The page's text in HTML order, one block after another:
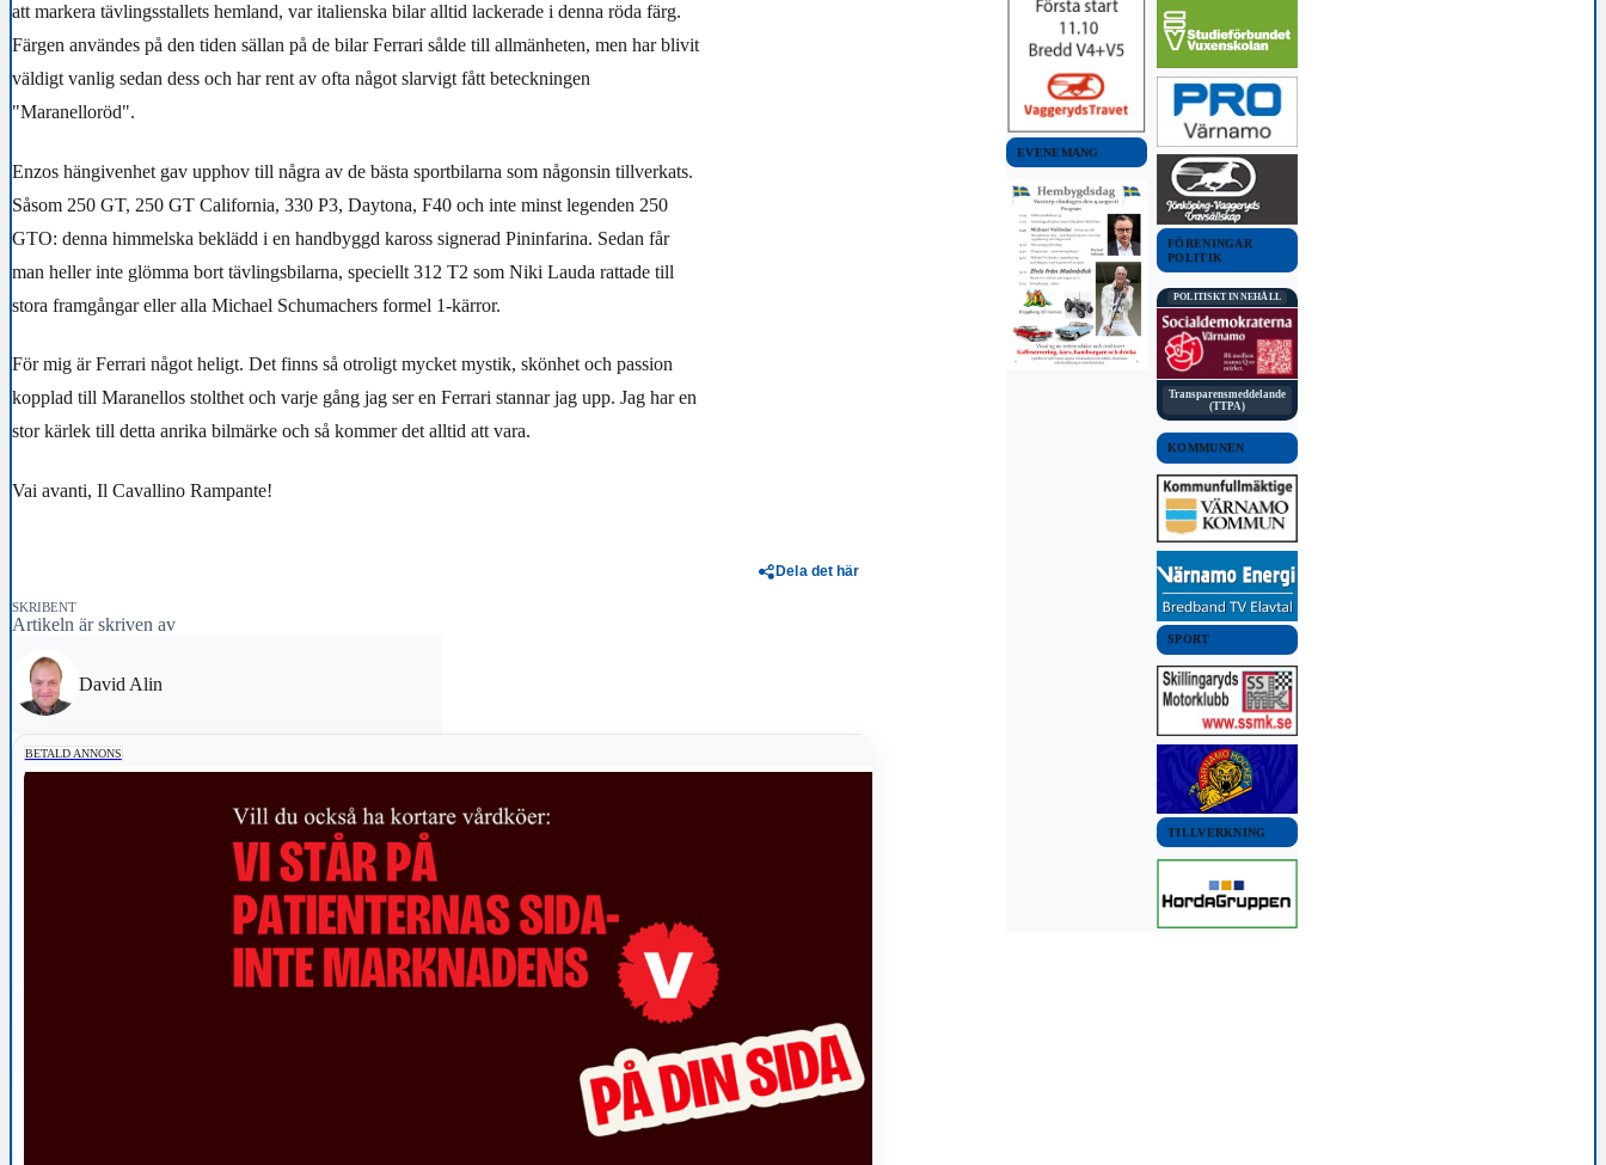
att markera tävlingsstallets hemland, var italienska bilar alltid lackerade i denna röda färg.
Färgen användes på den tiden sällan på de bilar Ferrari sålde till allmänheten, men har blivit
väldigt vanlig sedan dess och har rent av ofta något slarvigt fått beteckningen
"Maranelloröd".
Enzos hängivenhet gav upphov till några av de bästa sportbilarna som någonsin tillverkats.
Såsom 250 GT, 250 GT California, 330 P3, Daytona, F40 och inte minst legenden 250
GTO: denna himmelska beklädd i en handbyggd kaross signerad Pininfarina. Sedan får
man heller inte glömma bort tävlingsbilarna, speciellt 312 T2 som Niki Lauda rattade till
stora framgångar eller alla Michael Schumachers formel 1-kärror.
För mig är Ferrari något heligt. Det finns så otroligt mycket mystik, skönhet och passion
kopplad till Maranellos stolthet och varje gång jag ser en Ferrari stannar jag upp. Jag har en
stor kärlek till detta anrika bilmärke och så kommer det alltid att vara.
Vai avanti, Il Cavallino Rampante!
Dela det här
SKRIBENT
Artikeln är skriven av
David Alin
BETALD ANNONS
EVENEMANG
FÖRENINGAR
POLITIK
POLITISKT INNEHÅLL
Transparensmeddelande
(TTPA)
KOMMUNEN
SPORT
TILLVERKNING